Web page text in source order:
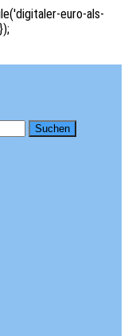
euro-als-